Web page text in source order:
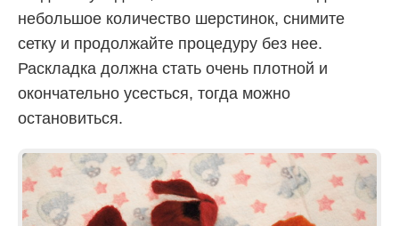
небольшое количество шерстинок, снимите
сетку и продолжайте процедуру без нее.
Раскладка должна стать очень плотной и
окончательно усесться, тогда можно
остановиться.